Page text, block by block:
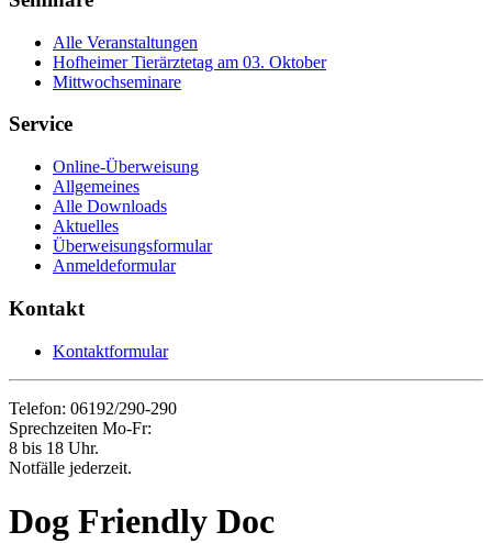
Alle Veranstaltungen
Hofheimer Tierärztetag am 03. Oktober
Mittwochseminare
Service
Online-Überweisung
Allgemeines
Alle Downloads
Aktuelles
Überweisungsformular
Anmeldeformular
Kontakt
Kontaktformular
Telefon: 06192/290-290
Sprechzeiten Mo-Fr:
8 bis 18 Uhr.
Notfälle jederzeit.
Dog Friendly Doc